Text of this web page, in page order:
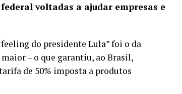
voltadas a ajudar empresas e
do presidente Lula” foi o da
– o que garantiu, ao Brasil,
de 50% imposta a produtos